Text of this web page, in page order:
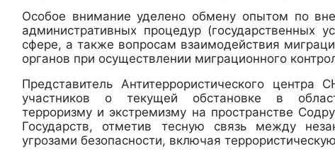
Особое внимание уделено обмену опытом по
административных процедур (государственных
сфере, а также вопросам взаимодействия
органов при осуществлении миграционного
Представитель Антитеррористического центра
участников о текущей обстановке в
терроризму и экстремизму на пространстве
Государств, отметив тесную связь между
угрозами безопасности, включая